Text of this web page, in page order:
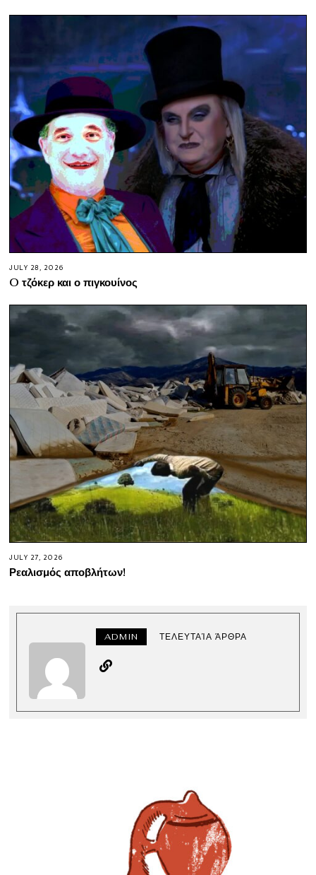
JULY 28, 2026
O τζόκερ και ο πιγκουίνος
JULY 27, 2026
Ρεαλισμός αποβλήτων!
ADMIN ΤΕΛΕΥΤΑΊΑ ΆΡΘΡΑ